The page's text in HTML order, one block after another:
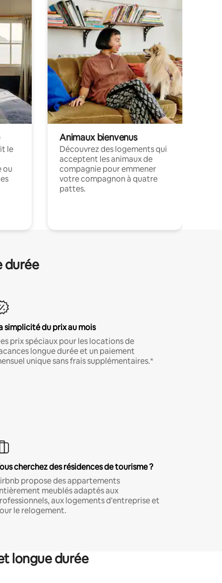
le
ou
Animaux bienvenus
Découvrez des logements qui
acceptent les animaux de
compagnie pour emmener
votre compagnon à quatre
pattes.
durée
simplicité du prix au mois
prix spéciaux pour les locations de
longue durée et un paiement
unique sans frais supplémentaires.*
cherchez des résidences de tourisme ?
propose des appartements
meublés adaptés aux
aux logements d'entreprise et
le relogement.
longue durée